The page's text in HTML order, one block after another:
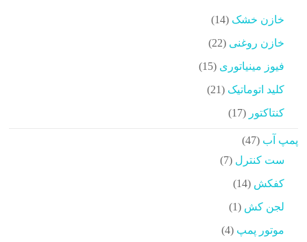
خازن خشک
14
14
خازن روغنی 22
22
فیوز مینیاتوری 15
15
کلید اتوماتیک 21
21
کنتاکتور 17
17
پمپ آب
47
47
محصولاتست کنترل 7
7
کفکش 14
14
لجن کش 1
1
موتور پمپ 4
4